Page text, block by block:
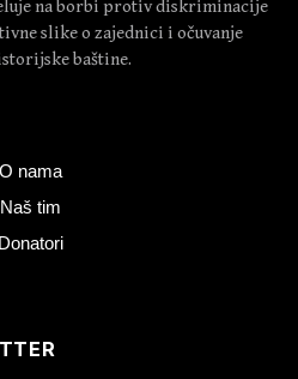
na borbi protiv diskriminacije
slike o zajednici i očuvanje
baštine.
O nama
Naš tim
Donatori